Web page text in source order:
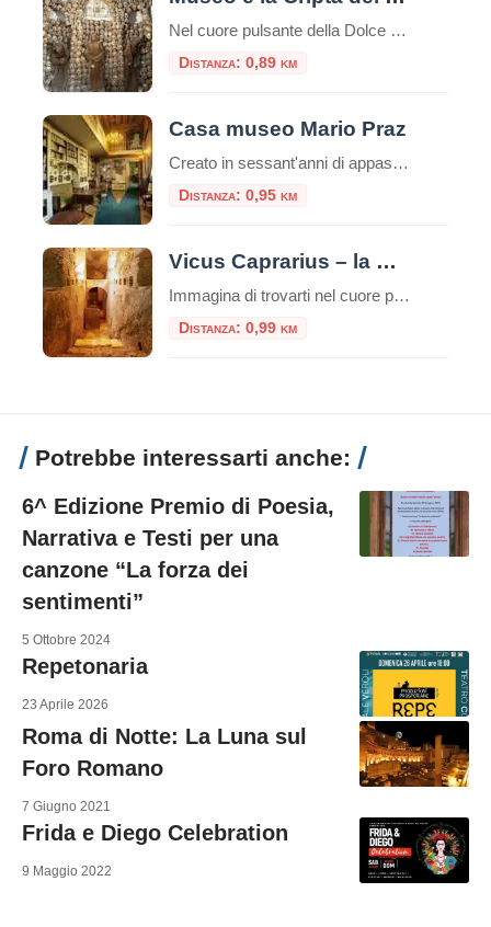
Nel cuore pulsante della Dolce Vita romana, lungo la celebre Via Veneto, si cela un luogo che offre un’esperienza tanto profonda quanto inaspettata, un viaggio che intreccia arte, storia e una potente riflessione sulla vita e la morte. È il Complesso di Santa Maria della Concezione, che ospita il Museo e la Cripta dei Frati […]
Distanza: 0,89 km
Casa museo Mario Praz
Creato in sessant'anni di appassionato collezionismo da Mario Praz (Roma 1896-1982) anglista e critico di levatura internazionale, al Casa Museo Mario Praz si presenta come una dimora nobiliare del secolo XIX. Mario Praz - pescatore, scrittore e
Distanza: 0,95 km
Vicus Caprarius – la Città dell’Acqua
Immagina di trovarti nel cuore pulsante di Roma, davanti alla maestosa Fontana di Trevi. La folla è ovunque, il rumore dell’acqua scrosciante si mescola al vociare dei turisti. Eppure, a pochi metri di distanza e a nove metri di profondità, esiste un mondo silenzioso dove quell’acqua scorre da duemila anni, testimone di una storia millenaria. […]
Distanza: 0,99 km
Potrebbe interessarti anche:
6^ Edizione Premio di Poesia,
Narrativa e Testi per una
canzone “La forza dei
sentimenti”
5 Ottobre 2024
Repetonaria
23 Aprile 2026
Roma di Notte: La Luna sul
Foro Romano
7 Giugno 2021
Frida e Diego Celebration
9 Maggio 2022